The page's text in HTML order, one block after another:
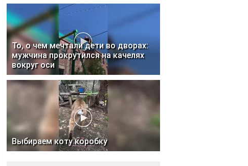
То, о чем мечтали дети во дворах:
мужчина прокрутился на качелях
вокруг оси
Выбираем коту коробку